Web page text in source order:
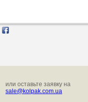
или оставьте заявку на
sale@kolpak.com.ua